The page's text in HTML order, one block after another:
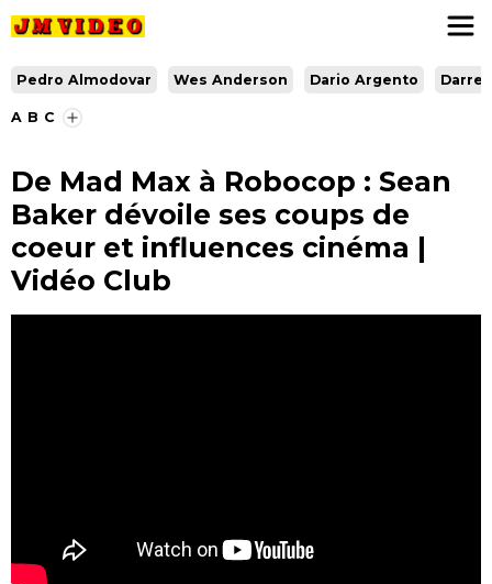
A B C
Pedro Almodovar Wes Anderson Dario Argento
De Mad Max à Robocop : Sean
Baker dévoile ses coups de
coeur et influences cinéma |
Vidéo Club